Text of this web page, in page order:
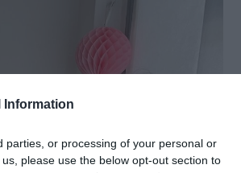
Information
parties, or processing of your personal or
please use the below opt-out section to